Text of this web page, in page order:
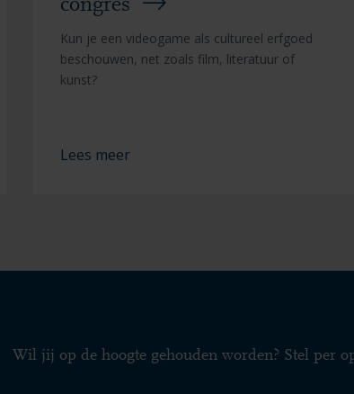
congres
Kun je een videogame als cultureel erfgoed
beschouwen, net zoals film, literatuur of
kunst?
Lees meer
Wil jij op de hoogte gehouden worden? Stel per